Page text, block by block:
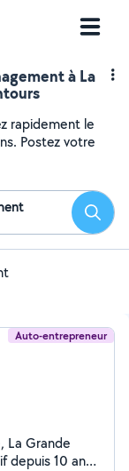
à La
rapidement le
Postez votre
Auto-entrepreneur
La Grande
depuis 10 ans,